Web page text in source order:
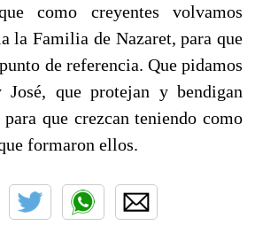
como creyentes volvamos
la Familia de Nazaret, para que
de referencia. Que pidamos
que protejan y bendigan
que crezcan teniendo como
formaron ellos.